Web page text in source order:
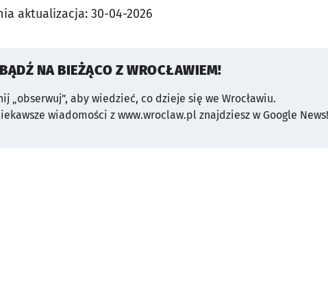
aktualizacja: 30-04-2026
BĄDŹ NA BIEŻĄCO Z WROCŁAWIEM!
„obserwuj”, aby wiedzieć, co dzieje się we Wrocławiu.
wiadomości z www.wroclaw.pl znajdziesz w Google News!